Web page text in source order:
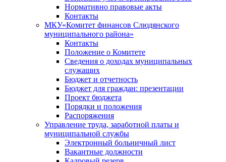
Нормативно правовые акты
Контакты
МКУ«Комитет финансов Слюдянского
муниципального района»
Контакты
Положение о Комитете
Сведения о доходах муниципальных
служащих
Бюджет и отчетность
Бюджет для граждан: презентации
Проект бюджета
Порядки и положения
Распоряжения
Управление труда, заработной платы и
муниципальной службы
Электронный больничный лист
Вакантные должности